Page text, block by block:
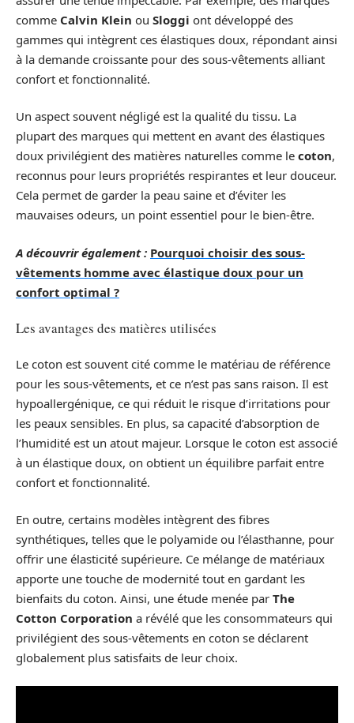
comme Calvin Klein ou Sloggi ont développé des
gammes qui intègrent ces élastiques doux, répondant ainsi
à la demande croissante pour des sous-vêtements alliant
confort et fonctionnalité.
Un aspect souvent négligé est la qualité du tissu. La
plupart des marques qui mettent en avant des élastiques
doux privilégient des matières naturelles comme le coton,
reconnus pour leurs propriétés respirantes et leur douceur.
Cela permet de garder la peau saine et d’éviter les
mauvaises odeurs, un point essentiel pour le bien-être.
A découvrir également : Pourquoi choisir des sous-
vêtements homme avec élastique doux pour un
confort optimal ?
Les avantages des matières utilisées
Le coton est souvent cité comme le matériau de référence
pour les sous-vêtements, et ce n’est pas sans raison. Il est
hypoallergénique, ce qui réduit le risque d’irritations pour
les peaux sensibles. En plus, sa capacité d’absorption de
l’humidité est un atout majeur. Lorsque le coton est associé
à un élastique doux, on obtient un équilibre parfait entre
confort et fonctionnalité.
En outre, certains modèles intègrent des fibres
synthétiques, telles que le polyamide ou l’élasthanne, pour
offrir une élasticité supérieure. Ce mélange de matériaux
apporte une touche de modernité tout en gardant les
bienfaits du coton. Ainsi, une étude menée par The
Cotton Corporation a révélé que les consommateurs qui
privilégient des sous-vêtements en coton se déclarent
globalement plus satisfaits de leur choix.